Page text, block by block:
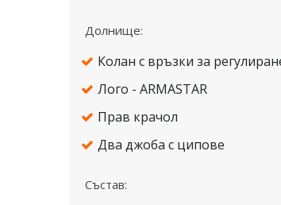
Долнище:
Колан с връзки за
Лого - ARMASTAR
Прав крачол
Два джоба с ципове
Състав: